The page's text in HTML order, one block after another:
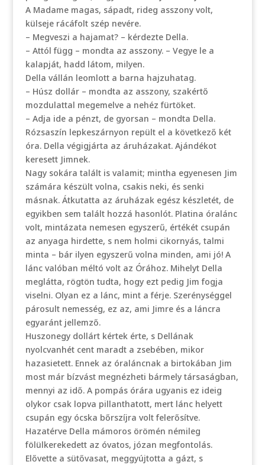
A Madame magas, sápadt, rideg asszony volt,
külseje rácáfolt szép nevére.
– Megveszi a hajamat? – kérdezte Della.
– Attól függ – mondta az asszony. – Vegye le a
kalapját, hadd látom, milyen.
Della vállán leomlott a barna hajzuhatag.
– Húsz dollár – mondta az asszony, szakértő
mozdulattal megemelve a nehéz fürtöket.
– Adja ide a pénzt, de gyorsan – mondta Della.
Rózsaszín lepkeszárnyon repült el a következő két
óra. Della végigjárta az áruházakat. Ajándékot
keresett Jimnek.
Nagy sokára talált is valamit; mintha egyenesen Jim
számára készült volna, csakis neki, és senki
másnak. Átkutatta az áruházak egész készletét, de
egyikben sem talált hozzá hasonlót. Platina óralánc
volt, mintázata nemesen egyszerű, értékét csupán
az anyaga hirdette, s nem holmi cikornyás, talmi
minta – bár ilyen egyszerű volna minden, ami jó! A
lánc valóban méltó volt az Órához. Mihelyt Della
meglátta, rögtön tudta, hogy ezt pedig Jim fogja
viselni. Olyan ez a lánc, mint a férje. Szerénységgel
párosult nemesség, ez az, ami Jimre és a láncra
egyaránt jellemző.
Huszonegy dollárt kértek érte, s Dellának
nyolcvanhét cent maradt a zsebében, mikor
hazasietett. Ennek az óraláncnak a birtokában Jim
most már bízvást megnézheti bármely társaságban,
mennyi az idő. A pompás órára ugyanis ez ideig
olykor csak lopva pillanthatott, mert lánc helyett
csupán egy ócska bőrszíjra volt felerősítve.
Hazatérve Della mámoros örömén némileg
fölülkerekedett az óvatos, józan megfontolás.
Elővette a sütővasat, meggyújtotta a gázt, s